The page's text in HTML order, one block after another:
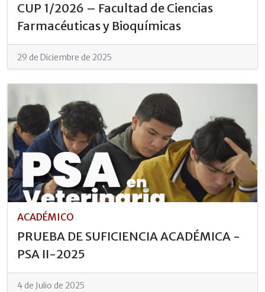
CUP 1/2026 – Facultad de Ciencias
Farmacéuticas y Bioquímicas
29 de Diciembre de 2025
ACADÉMICO
PRUEBA DE SUFICIENCIA ACADÉMICA -
PSA II-2025
4 de Julio de 2025